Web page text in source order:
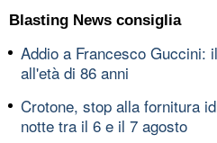
Blasting News consiglia
Addio a Francesco Guccini:
all'età di 86 anni
Crotone, stop alla fornitura
notte tra il 6 e il 7 agosto